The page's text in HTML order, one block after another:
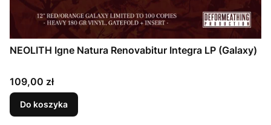
NEOLITH Igne Natura Renovabitur Integra LP (Galaxy)
Cena
109,00 zł
Do koszyka